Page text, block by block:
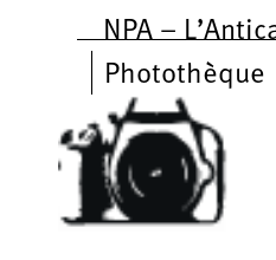
Aller au contenu
NPA –
Photothèque